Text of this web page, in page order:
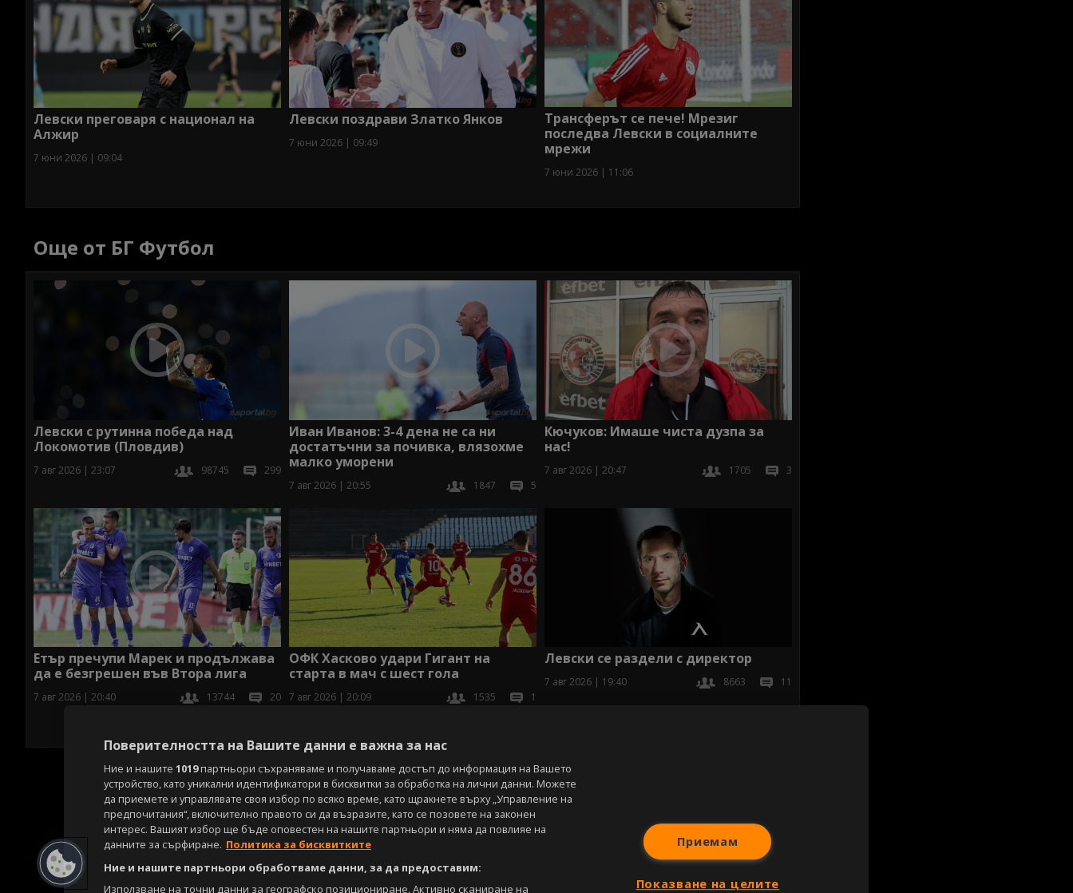
Левски преговаря с национал на
Алжир
7 юни 2026 | 09:04
Левски поздрави Златко Янков
7 юни 2026 | 09:49
Трансферът се пече! Мрезиг
последва Левски в социалните
мрежи
7 юни 2026 | 11:06
Още от БГ Футбол
Левски с рутинна победа над
Локомотив (Пловдив)
7 авг 2026 | 23:07 98745 299
Иван Иванов: 3-4 дена не са ни
достатъчни за почивка, влязохме
малко уморени
7 авг 2026 | 20:55 1847 5
Кючуков: Имаше чиста дузпа за
нас!
7 авг 2026 | 20:47 1705 3
Етър пречупи Марек и продължава
да е безгрешен във Втора лига
7 авг 2026 | 20:40 13744 20
ОФК Хасково удари Гигант на
старта в мач с шест гола
7 авг 2026 | 20:09 1535 1
Левски се раздели с директор
7 авг 2026 | 19:40 8663 11
Поверителността на Вашите данни е важна за нас
Ние и нашите 1019партньори съхраняваме и получаваме достъп до информация на Вашето
устройство, като уникални идентификатори в бисквитки за обработка на лични данни. Можете
да приемете и управлявате своя избор по всяко време, като щракнете върху „Управление на
предпочитания“, включително правото си да възразите, като се позовете на законен
интерес. Вашият избор ще бъде оповестен на нашите партньори и няма да повлияе на
данните за сърфиране. Политика за бисквитките
Ние и нашите партньори обработваме данни, за да предоставим:
Използване на точни данни за географско позициониране. Активно сканиране на
Приемам
Показване на целите